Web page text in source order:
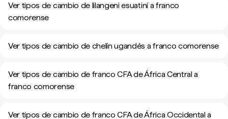
Ver tipos de cambio de lilangeni esuatiní a franco
comorense
Ver tipos de cambio de chelín ugandés a franco comorense
Ver tipos de cambio de franco CFA de África Central a
franco comorense
Ver tipos de cambio de franco CFA de África Occidental a